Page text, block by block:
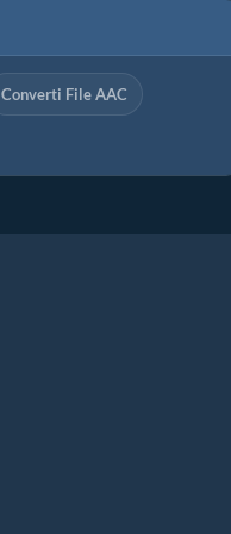
Converti File AAC